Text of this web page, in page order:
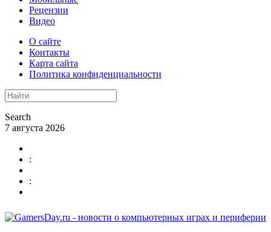
Рецензии
Видео
О сайте
Контакты
Карта сайта
Политика конфиденциальности
Search
7 августа 2026
:
: